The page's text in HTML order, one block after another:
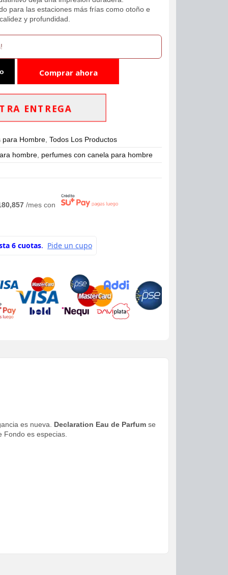
para las estaciones más frías como otoño e
y profundidad.
Comprar ahora
ENTREGA
para Hombre ,Todos Los Productos
hombre perfumes con canela para hombre
/mes con
es nueva. Declaration Eau de Parfum se
es especias.